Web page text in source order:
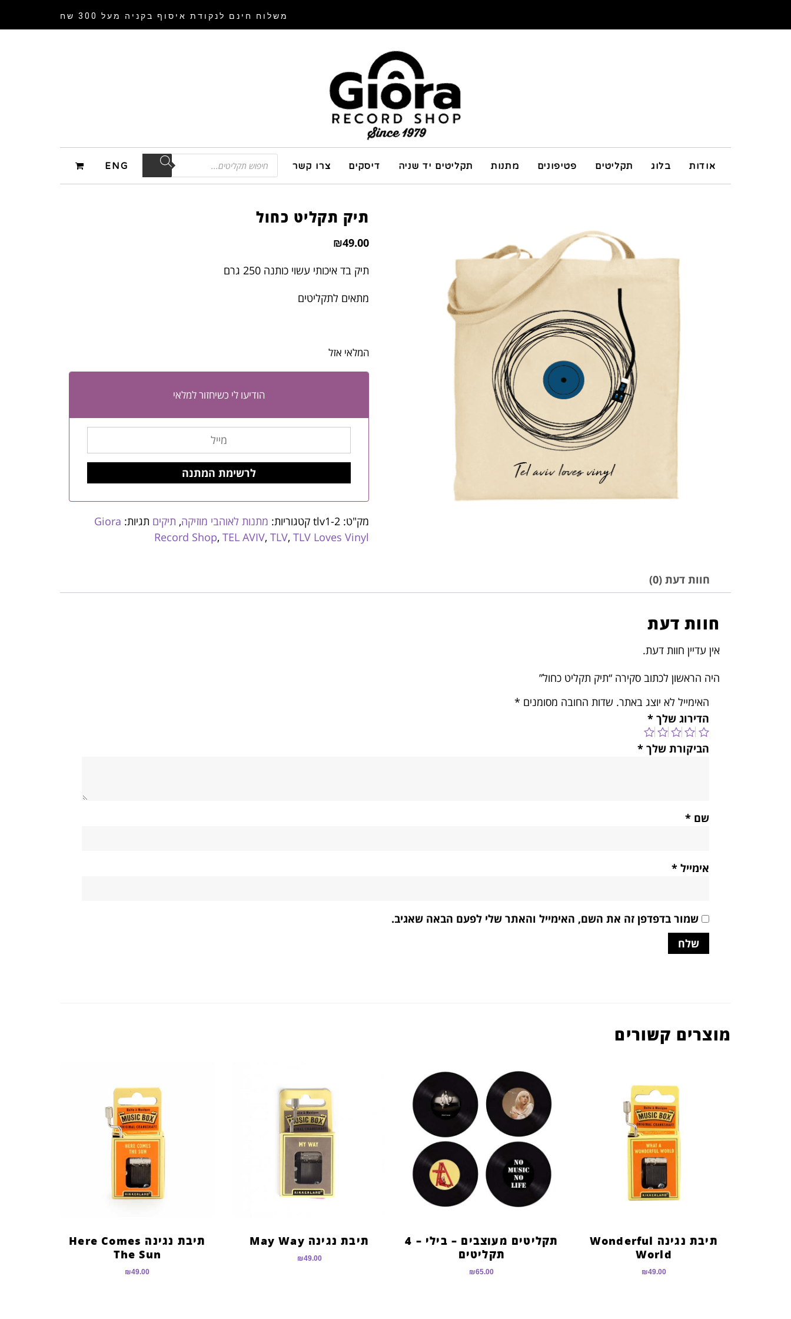
משלוח חינם לנקודת איסוף בקניה מעל 300 שח
אודות בלוג תקליטים פטיפונים מתנות תקליטים יד שניה דיסקים צרו קשר ENG
תיק תקליט כחול
₪49.00
תיק בד איכותי עשוי כותנה 250 גרם
מתאים לתקליטים
המלאי אזל
הודיעו לי כשיחזור למלאי
מק"ט: tlv1-2 קטגוריות: מתנות לאוהבי מוזיקה, תיקים תגיות: Giora
Record Shop, TEL AVIV, TLV, TLV Loves Vinyl
חוות דעת (0)
חוות דעת
אין עדיין חוות דעת.
היה הראשון לכתוב סקירה “תיק תקליט כחול”
האימייל לא יוצג באתר. שדות החובה מסומנים *
הדירוג שלך *
הביקורת שלך *
שם *
אימייל *
שמור בדפדפן זה את השם, האימייל והאתר שלי לפעם הבאה שאגיב.
מוצרים קשורים
תיבת נגינה Wonderful
World
₪49.00
תקליטים מעוצבים – בילי – 4
תקליטים
₪65.00
תיבת נגינה May Way
₪49.00
תיבת נגינה Here Comes
The Sun
₪49.00